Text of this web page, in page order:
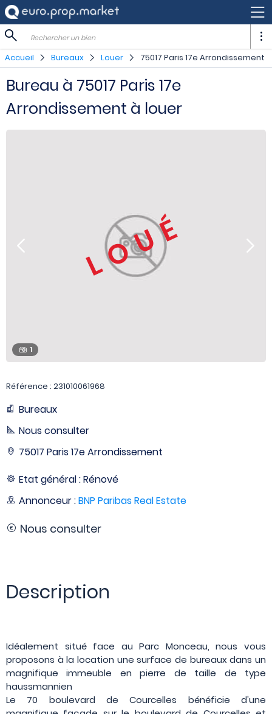
Rechercher un bien
Accueil Bureaux Louer 75017 Paris 17e Arrondissement
Bureau à 75017 Paris 17e
Arrondissement à louer
LOUÉ
1
Référence : 231010061968
Bureaux
Nous consulter
75017 Paris 17e Arrondissement
Etat général : Rénové
Annonceur :BNP Paribas Real Estate
Nous consulter
Description
Idéalement situé face au Parc Monceau, nous vous
proposons à la location une surface de bureaux dans un
magnifique immeuble en pierre de taille de type
haussmannien
Le 70 boulevard de Courcelles bénéficie d'une